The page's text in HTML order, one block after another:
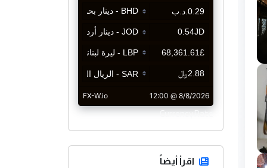
CurrencyRate
اقرأ أيضاً